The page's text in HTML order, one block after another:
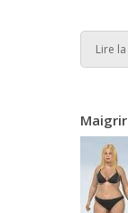
Lire